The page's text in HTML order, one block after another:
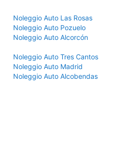
Noleggio Auto Las Rosas
Noleggio Auto Pozuelo
Noleggio Auto Alcorcón
Noleggio Auto Tres Cantos
Noleggio Auto Madrid
Noleggio Auto Alcobendas